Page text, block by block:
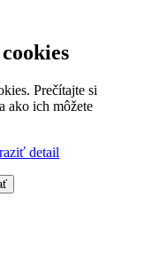
Prečítajte si
ako ich môžete
detail